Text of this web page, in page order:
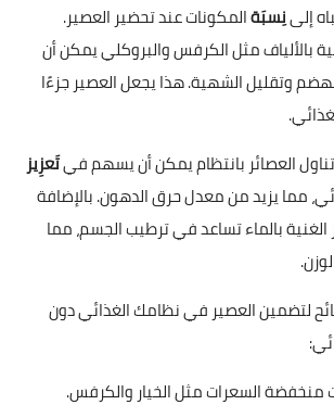
إلىنِسبَةالمكونات عند تحضير العصير.
بالألياف مثل الكرفس والبروكلي يمكن أن
وتقليل الشهية. هذا يجعل العصير جزءًا
تناول العصائر بانتظام يمكن أن يسهم فيتَعزِيز
مما يزيد من معدل حرق الدهون. بالإضافة
الغنية بالماء تساعد في ترطيب الجسم، مما
لتضمين العصير في نظامك الغذائي دون
منخفضة السعرات مثل الخيار والكرفس.